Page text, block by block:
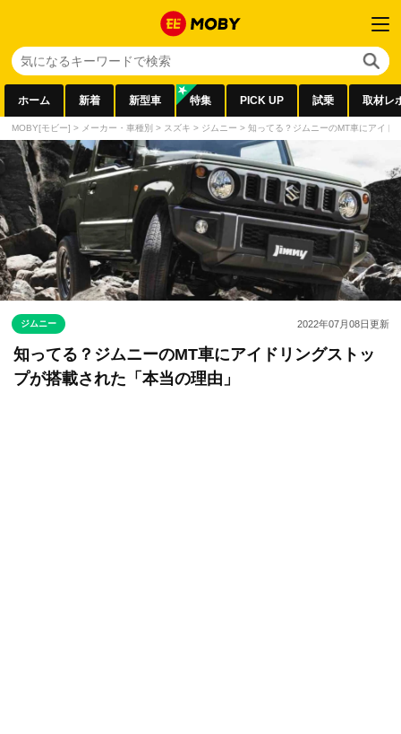
ホーム 新着 新型車 特集 PICK UP 試乗 取材レ
MOBY[モビー] > メーカー・車種別 > スズキ > ジムニー > 知ってる？ジムニーのMT車にアイド
ジムニー 2022年07月08日更新
知ってる？ジムニーのMT車にアイドリングストッ
プが搭載された「本当の理由」